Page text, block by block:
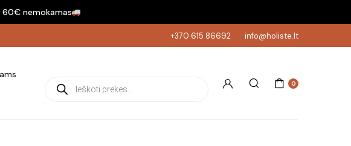
nemokamas
+370 615 86692 info@holiste.lt
Products search 0